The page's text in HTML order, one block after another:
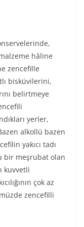
hâline
zencefille
bisküvilerini,
belirtmeye
yerler,
alkollü bazen
yakıcı tadı
bir meşrubat olan
kuvvetli
çok az
zencefilli